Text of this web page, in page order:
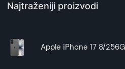
Najtraženiji proizvodi
Apple iPhone 17 8/